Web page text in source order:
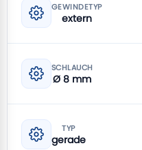
GEWINDETYP
extern
SCHLAUCH
Ø 8 mm
TYP
gerade